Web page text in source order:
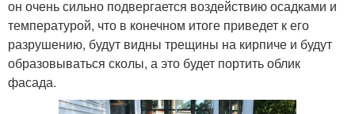
он очень сильно подвергается воздействию осадками и
температурой, что в конечном итоге приведет к его
разрушению, будут видны трещины на кирпиче и будут
образовываться сколы, а это будет портить облик
фасада.